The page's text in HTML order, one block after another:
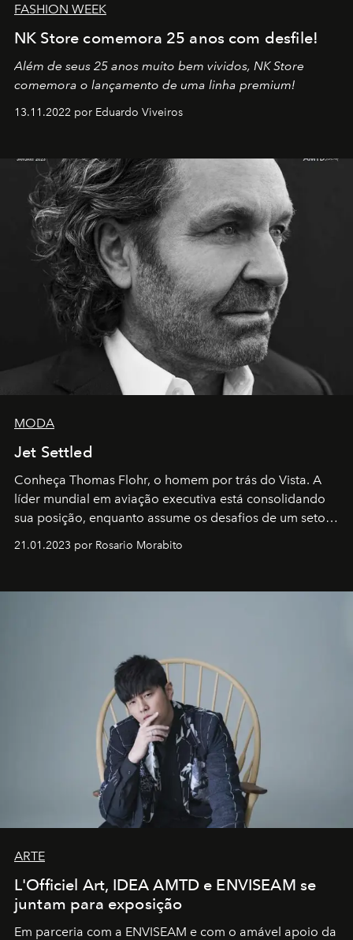
FASHION WEEK
NK Store comemora 25 anos com desfile!
Além de seus 25 anos muito bem vividos, NK Store
comemora o lançamento de uma linha premium!
13.11.2022 por Eduardo Viveiros
MODA
Jet Settled
Conheça Thomas Flohr, o homem por trás do Vista. A
líder mundial em aviação executiva está consolidando
sua posição, enquanto assume os desafios de um setor
21.01.2023 por Rosario Morabito
ARTE
L'Officiel Art, IDEA AMTD e ENVISEAM se
juntam para exposição
Em parceria com a ENVISEAM e com o amável apoio da